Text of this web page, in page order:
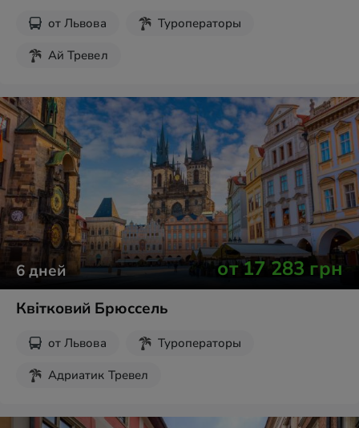
от Львова
Туроператоры
Ай Тревел
6дней от17 283 грн
Квітковий Брюссель
от Львова
Туроператоры
Адриатик Тревел